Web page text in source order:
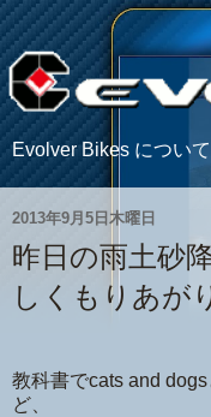
Evolver Bikes につい
2013年9月5日木曜日
昨日の雨土砂
しくもりあが
ちなみに
教科書でcats and
ど、 ア